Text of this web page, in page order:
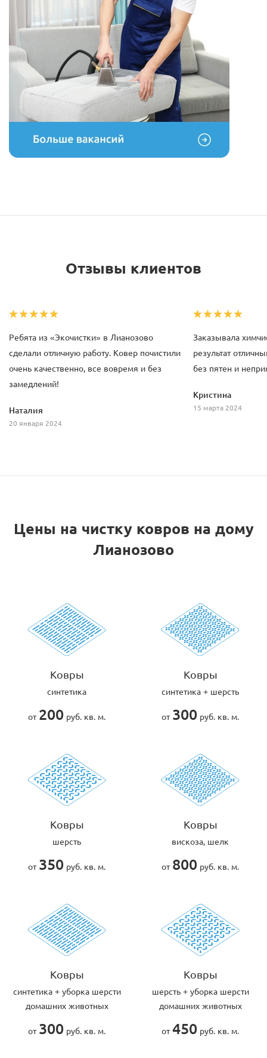
Отзывы клиентов
Ребята из «Экочистки» в Лианозово
сделали отличную работу. Ковер почистили
очень качественно, все вовремя и без
замедлений!
Наталия
20 января 2024
Заказывала
результат
без пятен и
Кристина
15 марта 2024
Цены на чистку ковров на дому
Лианозово
Ковры
синтетика
от 200 руб. кв. м.
Ковры
синтетика + шерсть
от 300 руб. кв. м.
Ковры
шерсть
от 350 руб. кв. м.
Ковры
вискоза, шелк
от 800 руб. кв. м.
Ковры
cинтетика + уборка шерсти
домашних животных
от 300 руб. кв. м.
Ковры
шерсть + уборка шерсти
домашних животных
от450 руб. кв. м.